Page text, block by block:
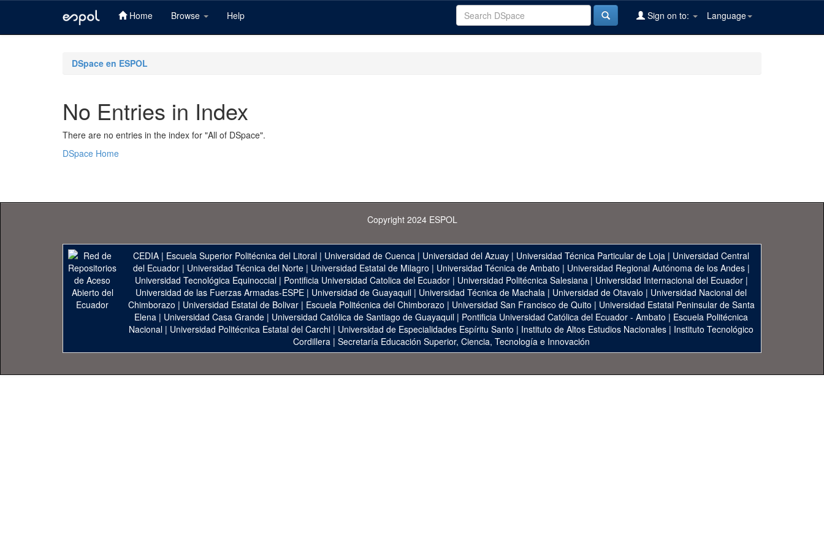
Home Browse Help Language
Sign on to:
DSpace en ESPOL
No Entries in Index
There are no entries in the index for "All of DSpace".
DSpace Home
Copyright 2024 ESPOL
CEDIA | Escuela Superior Politécnica del Litoral | Universidad de Cuenca | Universidad del Azuay | Universidad Técnica Particular de Loja | Universidad Central
del Ecuador| Universidad Técnica del Norte| Universidad Estatal de Milagro | Universidad Técnica de Ambato | Universidad Regional Autónoma de los Andes|
Universidad Tecnológica Equinoccial| Pontificia Universidad Catolica del Ecuador| Universidad Politécnica Salesiana| Universidad Internacional del Ecuador|
Universidad de las Fuerzas Armadas-ESPE | Universidad de Guayaquil | Universidad Técnica de Machala | Universidad de Otavalo | Universidad Nacional del
Chimborazo | Universidad Estatal de Bolivar| Escuela Politécnica del Chimborazo | Universidad San Francisco de Quito | Universidad Estatal Peninsular de Santa
Elena | Universidad Casa Grande | Universidad Católica de Santiago de Guayaquil | Pontificia Universidad Católica del Ecuador - Ambato | Escuela Politécnica
Nacional | Universidad Politécnica Estatal del Carchi | Universidad de Especialidades Espíritu Santo | Instituto de Altos Estudios Nacionales | Instituto Tecnológico
Cordillera| Secretaría Educación Superior, Ciencia, Tecnología e Innovación